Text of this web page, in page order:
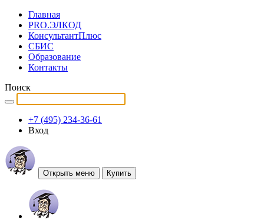
Главная
PRO.ЭЛКОД
КонсультантПлюс
СБИС
Образование
Контакты
Поиск
+7 (495) 234-36-61
Вход
Открыть меню Купить